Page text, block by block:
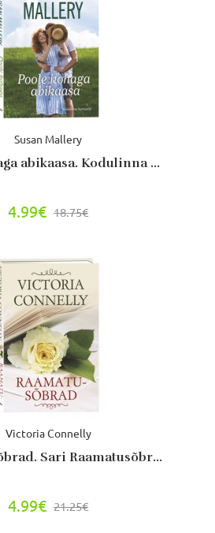
Susan Mallery
abikaasa. Kodulinna ...
4.99€ 18.75€
Victoria Connelly
Sari Raamatusõbr...
4.99€ 21.25€